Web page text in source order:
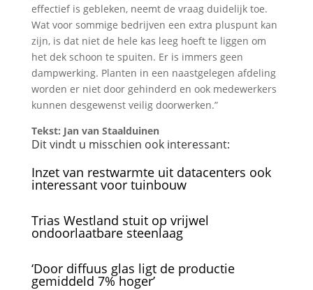
effectief is gebleken, neemt de vraag duidelijk toe.
Wat voor sommige bedrijven een extra pluspunt kan
zijn, is dat niet de hele kas leeg hoeft te liggen om
het dek schoon te spuiten. Er is immers geen
dampwerking. Planten in een naastgelegen afdeling
worden er niet door gehinderd en ook medewerkers
kunnen desgewenst veilig doorwerken.”
Tekst: Jan van Staalduinen
Dit vindt u misschien ook interessant:
Inzet van restwarmte uit datacenters ook
interessant voor tuinbouw
Trias Westland stuit op vrijwel
ondoorlaatbare steenlaag
‘Door diffuus glas ligt de productie
gemiddeld 7% hoger’